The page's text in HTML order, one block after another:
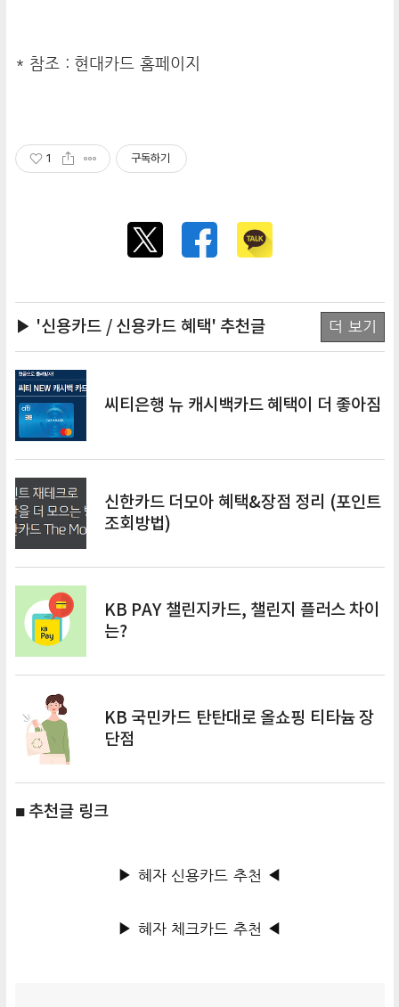
* 참조 : 현대카드 홈페이지
1 구독하기
▶ '신용카드 / 신용카드 혜택' 추천글 더 보기
씨티은행 뉴 캐시백카드 혜택이 더 좋아짐
신한카드 더모아 혜택&장점 정리 (포인트
조회방법)
KB PAY 챌린지카드, 챌린지 플러스 차이
는?
KB 국민카드 탄탄대로 올쇼핑 티타늄 장
단점
■ 추천글 링크
▶ 혜자 신용카드 추천 ◀
▶ 혜자 체크카드 추천 ◀